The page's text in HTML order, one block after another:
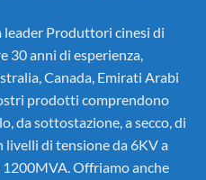
leader Produttori cinesi di
30 anni di esperienza,
Canada, Emirati Arabi
prodotti comprendono
da sottostazione, a secco, di
livelli di tensione da 6KV a
1200MVA. Offriamo anche